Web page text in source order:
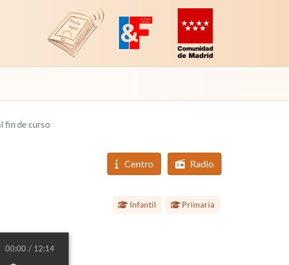
Revista Digital de EducaMadridPlataforma de Innovación y Formación
Comunidad de Madrid
fin de curso
Centro Radio
Infantil Primaria
00:00 12:14